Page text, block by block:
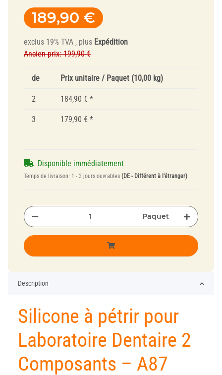
189,90 €
exclus 19% TVA , plus Expédition
Ancien prix: 199,90 €
de Prix unitaire / Paquet (10,00 kg)
2 184,90 € *
3 179,90 € *
Disponible immédiatement
Temps de livraison: 1 - 3 jours ouvrables (DE - Différent à l'étranger)
Paquet
Description
Silicone à pétrir pour
Laboratoire Dentaire 2
Composants – A87